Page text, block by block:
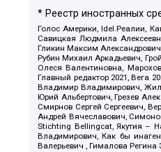
* Реестр иностранных
Голос Америки, Idel.Реалии,
Савицкая Людмила
Гликин Максим
Рубин Михаил Аркадьевич,
Олеся Валентиновна,
Главный редактор 2021, Вега
Владимир Владимирович,
Юрий Альбертович, Грезев
Смирнов Сергей Сергеевич,
Андрей Вячеславович,
Stichting Bellingcat, Якутия –
Владимирович, Как бы
Валерьевич , Гималова